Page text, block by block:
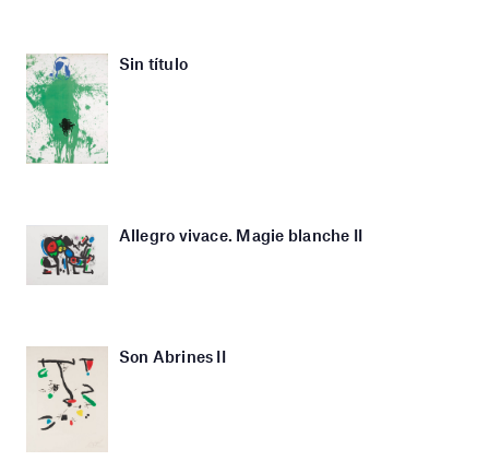
Sin título
Allegro vivace. Magie blanche II
Son Abrines II